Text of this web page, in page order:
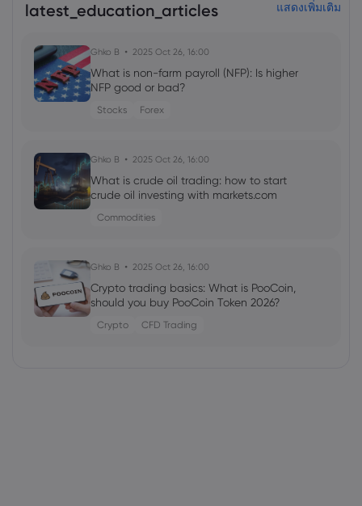
latest_education_articles แสดงเพิ่มเติม
Ghko B 2025 Oct 26, 16:00
What is non-farm payroll (NFP): Is higher
NFP good or bad?
Stocks Forex
Ghko B 2025 Oct 26, 16:00
What is crude oil trading: how to start
crude oil investing with markets.com
Commodities
Ghko B 2025 Oct 26, 16:00
Crypto trading basics: What is PooCoin,
should you buy PooCoin Token 2026?
Crypto CFD Trading